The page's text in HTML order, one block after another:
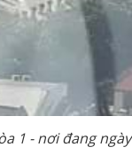
1 - nơi đang